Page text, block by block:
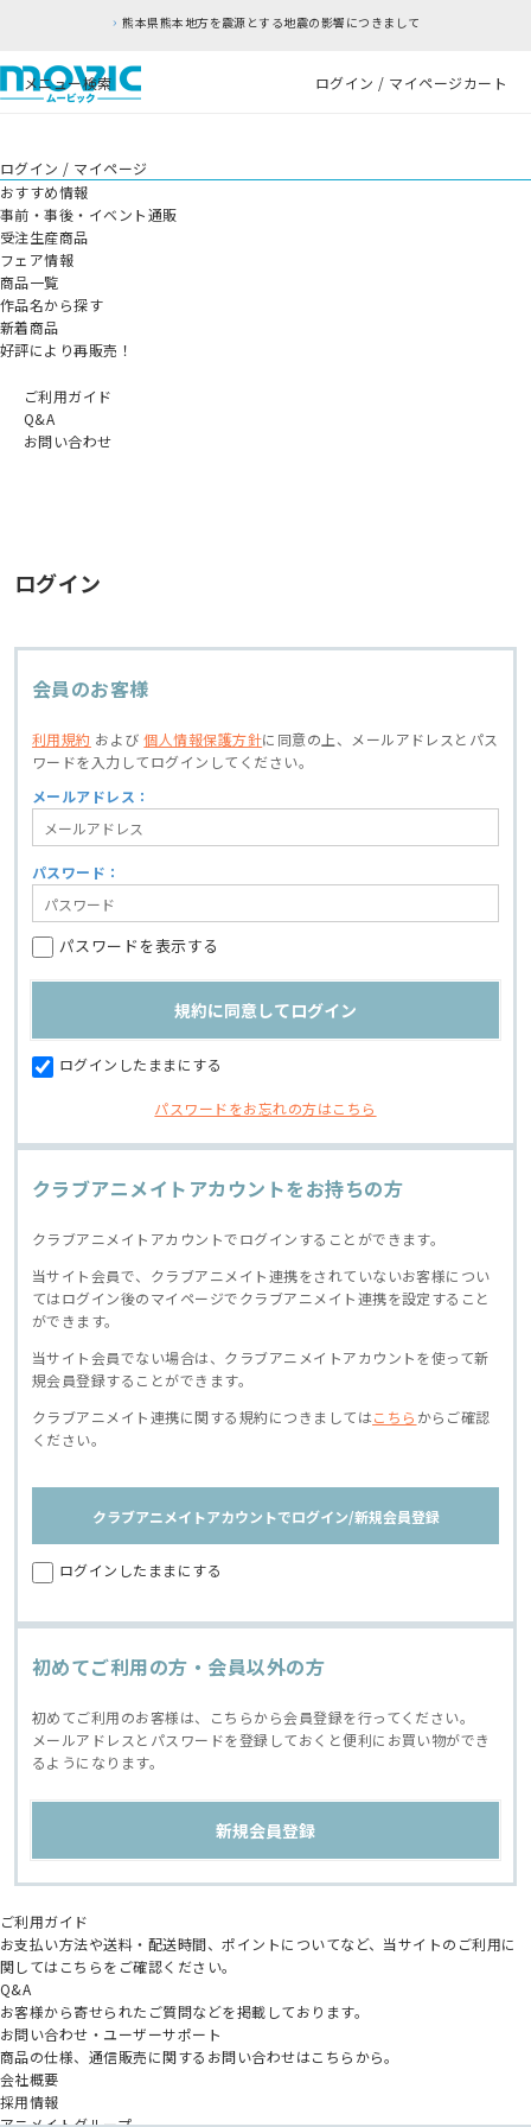
熊本県熊本地方を震源とする地震の影響につきまして
メニュー検索 ログイン / マイページカート
ログイン / マイページ
おすすめ情報
事前・事後・イベント通販
受注生産商品
フェア情報
商品一覧
作品名から探す
新着商品
好評により再販売！
ご利用ガイド
Q&A
お問い合わせ
ログイン
会員のお客様
利用規約 および個人情報保護方針に同意の上、
メールアドレスとパス
ワードを入力してログインしてください。
メールアドレス：
パスワード：
パスワードを表示する
ログインしたままにする
パスワードをお忘れの方はこちら
クラブアニメイトアカウントをお持ちの方
クラブアニメイトアカウントでログインすることができます。
当サイト会員で、クラブアニメイト連携をされていないお客様につい
てはログイン後のマイページでクラブアニメイト連携を設定すること
ができます。
当サイト会員でない場合は、クラブアニメイトアカウントを使って新
規会員登録することができます。
クラブアニメイト連携に関する規約につきましてはこちら からご確認
ください。
クラブアニメイトアカウントでログイン/新規会員登録
ログインしたままにする
初めてご利用の方・会員以外の方
初めてご利用のお客様は、こちらから会員登録を行ってください。
メールアドレスとパスワードを登録しておくと便利にお買い物ができ
るようになります。
ご利用ガイド
お支払い方法や送料・配送時間、ポイントについてなど、当サイトのご利用に
関してはこちらをご確認ください。
Q&A
お客様から寄せられたご質問などを掲載しております。
お問い合わせ・ユーザーサポート
商品の仕様、通信販売に関するお問い合わせはこちらから。
会社概要
採用情報